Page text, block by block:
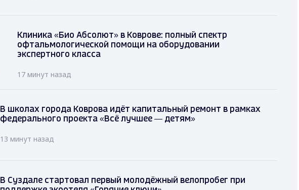
Клиника «Био Абсолют» в Коврове: полный спектр
офтальмологической помощи на оборудовании
экспертного класса
17 минут назад
В школах города Коврова идёт капитальный ремонт в рамках
федерального проекта «Всё лучшее — детям»
13 минут назад
В Суздале стартовал первый молодёжный велопробег при